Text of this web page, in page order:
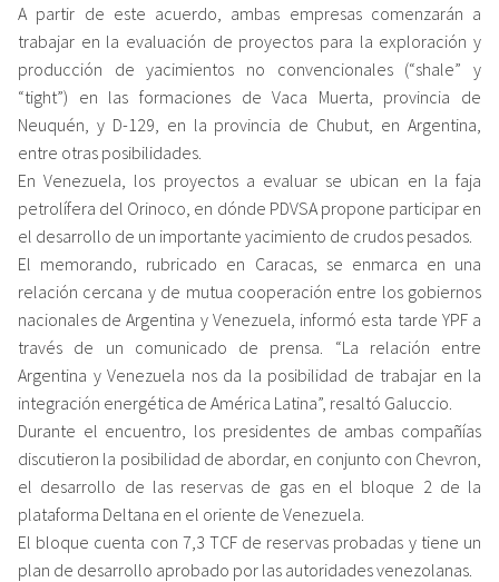
A partir de este acuerdo, ambas empresas comenzarán a
trabajar en la evaluación de proyectos para la exploración y
producción de yacimientos no convencionales (“shale” y
“tight”) en las formaciones de Vaca Muerta, provincia de
Neuquén, y D-129, en la provincia de Chubut, en Argentina,
entre otras posibilidades.
En Venezuela, los proyectos a evaluar se ubican en la faja
petrolífera del Orinoco, en dónde PDVSA propone participar en
el desarrollo de un importante yacimiento de crudos pesados.
El memorando, rubricado en Caracas, se enmarca en una
relación cercana y de mutua cooperación entre los gobiernos
nacionales de Argentina y Venezuela, informó esta tarde YPF a
través de un comunicado de prensa. “La relación entre
Argentina y Venezuela nos da la posibilidad de trabajar en la
integración energética de América Latina”, resaltó Galuccio.
Durante el encuentro, los presidentes de ambas compañías
discutieron la posibilidad de abordar, en conjunto con Chevron,
el desarrollo de las reservas de gas en el bloque 2 de la
plataforma Deltana en el oriente de Venezuela.
El bloque cuenta con 7,3 TCF de reservas probadas y tiene un
plan de desarrollo aprobado por las autoridades venezolanas.